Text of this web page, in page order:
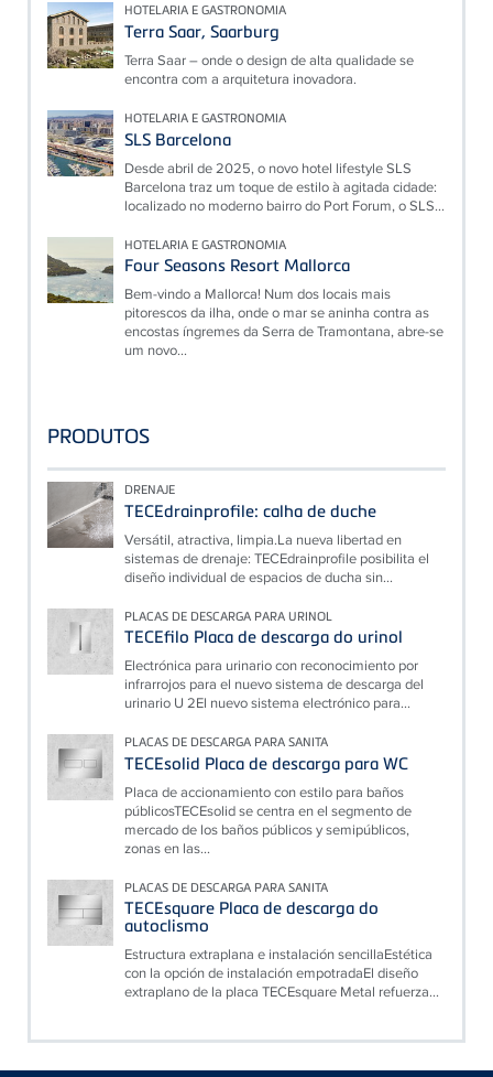
HOTELARIA E GASTRONOMIA
Terra Saar, Saarburg
Terra Saar – onde o design de alta qualidade se
encontra com a arquitetura inovadora.
HOTELARIA E GASTRONOMIA
SLS Barcelona
Desde abril de 2025, o novo hotel lifestyle SLS
Barcelona traz um toque de estilo à agitada cidade:
localizado no moderno bairro do Port Forum, o SLS...
HOTELARIA E GASTRONOMIA
Four Seasons Resort Mallorca
Bem-vindo a Mallorca! Num dos locais mais
pitorescos da ilha, onde o mar se aninha contra as
encostas íngremes da Serra de Tramontana, abre-se
um novo...
PRODUTOS
DRENAJE
TECEdrainprofile: calha de duche
Versátil, atractiva, limpia.La nueva libertad en
sistemas de drenaje: TECEdrainprofile posibilita el
diseño individual de espacios de ducha sin...
PLACAS DE DESCARGA PARA URINOL
TECEfilo Placa de descarga do urinol
Electrónica para urinario con reconocimiento por
infrarrojos para el nuevo sistema de descarga del
urinario U 2El nuevo sistema electrónico para...
PLACAS DE DESCARGA PARA SANITA
TECEsolid Placa de descarga para WC
Placa de accionamiento con estilo para baños
públicosTECEsolid se centra en el segmento de
mercado de los baños públicos y semipúblicos,
zonas en las...
PLACAS DE DESCARGA PARA SANITA
TECEsquare Placa de descarga do
autoclismo
Estructura extraplana e instalación sencillaEstética
con la opción de instalación empotradaEl diseño
extraplano de la placa TECEsquare Metal refuerza...